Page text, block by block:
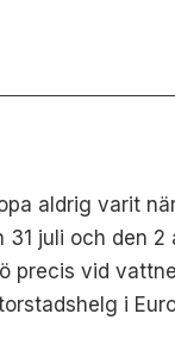
aldrig varit
juli och den
precis vid
i